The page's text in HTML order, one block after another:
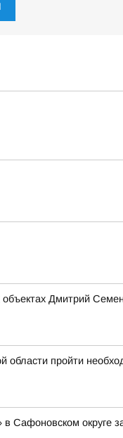
Дмитрий
пройти
округе